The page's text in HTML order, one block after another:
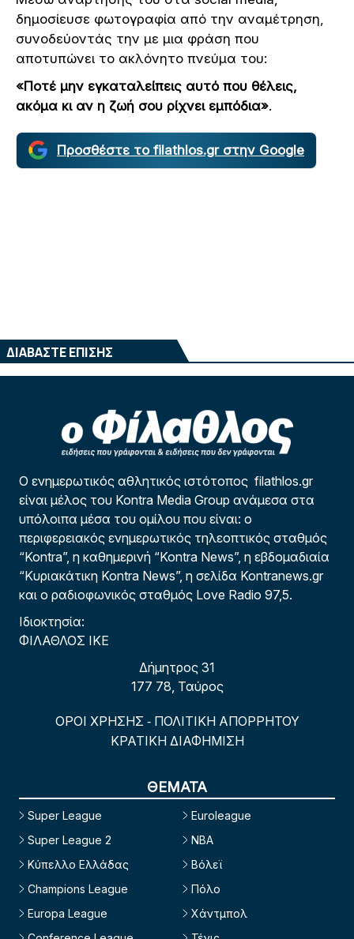
δημοσίευσε φωτογραφία από την αναμέτρηση,
συνοδεύοντάς την με μια φράση που
αποτυπώνει το ακλόνητο πνεύμα του:
«Ποτέ μην εγκαταλείπεις αυτό που θέλεις,
ακόμα κι αν η ζωή σου ρίχνει εμπόδια».
Προσθέστε το filathlos.gr στην Google
ΔΙΑΒΑΣΤΕ ΕΠΙΣΗΣ
Ο ενημερωτικός αθλητικός ιστότοπος filathlos.gr
είναι μέλος του Kontra Media Group ανάμεσα στα
υπόλοιπα μέσα του ομίλου που είναι: ο
περιφερειακός ενημερωτικός τηλεοπτικός σταθμός
“Kontra”, η καθημερινή “Kontra News”, η εβδομαδιαία
“Κυριακάτικη Kontra News”, η σελίδα Kontranews.gr
και ο ραδιοφωνικός σταθμός Love Radio 97,5.
Ιδιοκτησία:
ΦΙΛΑΘΛΟΣ ΙΚΕ
Δήμητρος 31
177 78, Ταύρος
ΟΡΟΙ ΧΡΗΣΗΣ - ΠΟΛΙΤΙΚΗ ΑΠΟΡΡΗΤΟΥ
ΚΡΑΤΙΚΗ ΔΙΑΦΗΜΙΣΗ
ΘΕΜΑΤΑ
Super League
Super League 2
Κύπελλο Ελλάδας
Champions League
Europa League
Euroleague
NBA
Βόλεϊ
Πόλο
Χάντμπολ